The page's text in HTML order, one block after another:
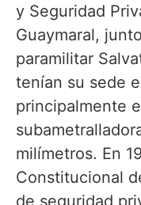
y Seguridad
Guaymaral,
paramilitar
tenían su sede
principalmente
milímetros. En
Constitucional
de seguridad